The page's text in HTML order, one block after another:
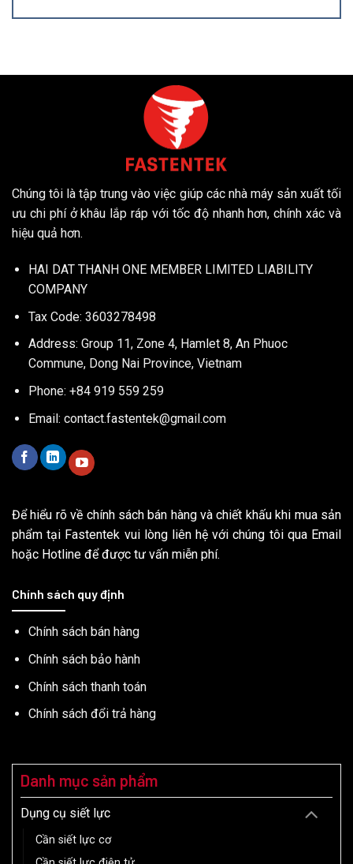
Chúng tôi là tập trung vào việc giúp các nhà máy sản xuất tối
ưu chi phí ở khâu lắp ráp với tốc độ nhanh hơn, chính xác và
hiệu quả hơn.
HAI DAT THANH ONE MEMBER LIMITED LIABILITY
COMPANY
Tax Code: 3603278498
Address: Group 11, Zone 4, Hamlet 8, An Phuoc
Commune, Dong Nai Province, Vietnam
Phone: +84 919 559 259
Email: contact.fastentek@gmail.com
Để hiểu rõ về chính sách bán hàng và chiết khấu khi mua sản
phẩm tại Fastentek vui lòng liên hệ với chúng tôi qua Email
hoặc Hotline để được tư vấn miễn phí.
Chính sách quy định
Chính sách bán hàng
Chính sách bảo hành
Chính sách thanh toán
Chính sách đổi trả hàng
Danh mục sản phẩm
Dụng cụ siết lực
Cần siết lực cơ